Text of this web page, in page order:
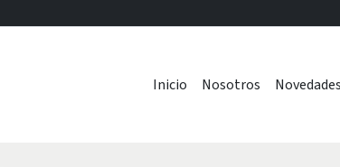
Inicio Nosotros